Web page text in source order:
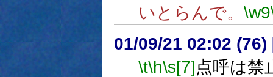
いとらんで。 \w9
01/09/21 02:02 (76)
\t\h\s[7]点呼は禁